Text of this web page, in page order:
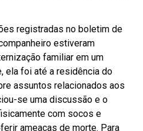
registradas no boletim de
estiveram
familiar em um
ela foi até a residência do
assuntos relacionados aos
se uma discussão e o
com socos e
ameaças de morte. Para